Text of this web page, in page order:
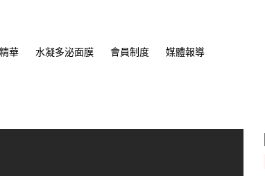
華 水凝多泌面膜 會員制度 媒體報導